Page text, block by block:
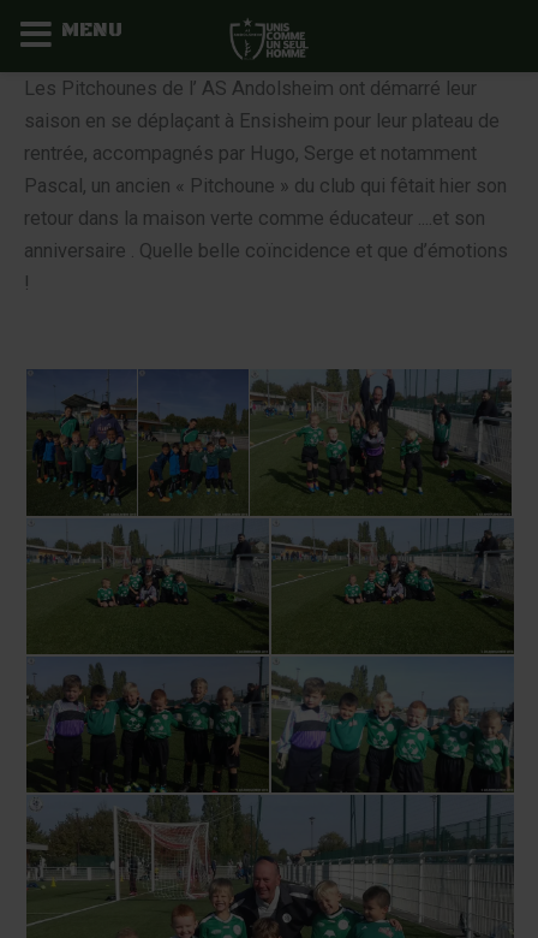
Aller
contenu
Les Pitchounes de l’ AS Andolsheim ont démarré leur
saison en se déplaçant à Ensisheim pour leur plateau de
rentrée, accompagnés par Hugo, Serge et notamment
Pascal, un ancien « Pitchoune » du club qui fêtait hier son
retour dans la maison verte comme éducateur ....et son
anniversaire . Quelle belle coïncidence et que d’émotions
!
MENU